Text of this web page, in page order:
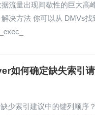
流量出现间歇性的巨大
决方法 你可以从 DMVs
如何确定缺失索引
少索引建议中的键列顺